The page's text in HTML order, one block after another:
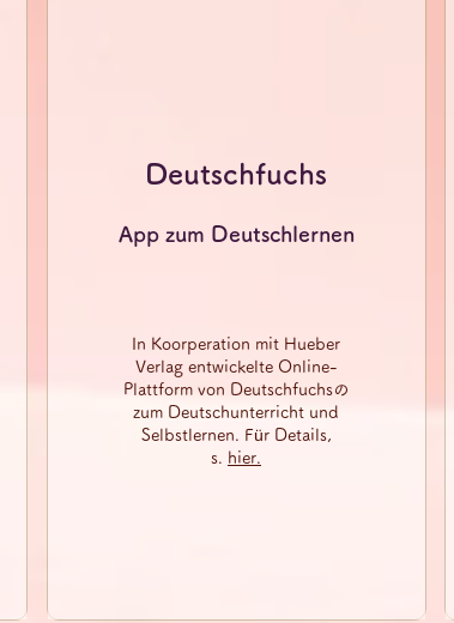
Deutschfuchs
App zum Deutschlernen
In Koorperation mit Hueber
Verlag entwickelte Online-
Plattform von Deutschfuchsの
zum Deutschunterricht und
Selbstlernen. Für Details,
s. hier.